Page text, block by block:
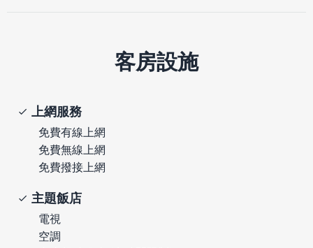
客房設施
上網服務
免費有線上網
免費無線上網
免費撥接上網
主題飯店
電視
空調